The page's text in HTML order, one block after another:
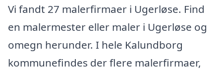
Vi fandt 27 malerfirmaer i Ugerløse. Find
en malermester eller maler i Ugerløse og
omegn herunder. I hele Kalundborg
kommunefindes der flere malerfirmaer,